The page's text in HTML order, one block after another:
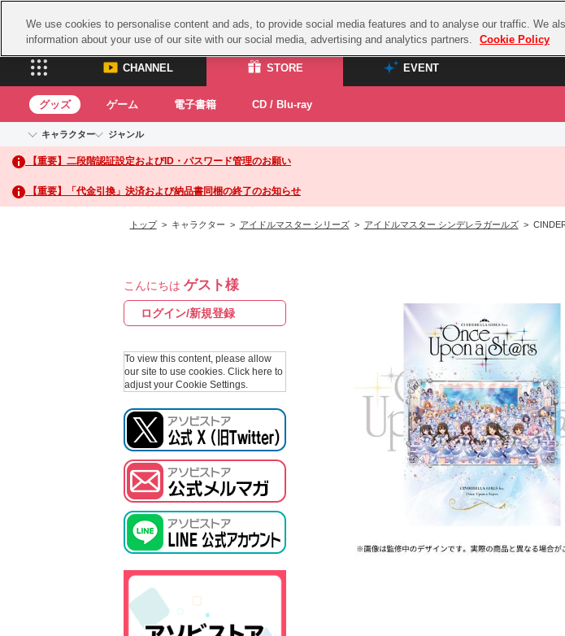
CHANNEL STORE EVENT
CHANNEL
ASOBI CHANNEL TOP
STORE
ASOBI STORE TOP
グッズ
EVENT
ASOBI STAGE
グッズ ゲーム 電子書籍 CD / Blu-ray
キャラクター
アイドルマスターシリーズ
アイドルマスター
アイドルマスター シンデレラガールズ
アイドルマスター ミリオンライブ！
プロジェクトアイマス ヴイアライヴ
テイルズ オブ シリーズ
ガンダムシリーズ
ラブライブ！
ラブライブ！
ジャンル
イベントグッズ
トイ・ホビー
【重要】二段階認証設定およびID・パスワード管理のお願い
【重要】「代金引換」決済および納品書同梱の終了のお知らせ
トップ> キャラクター > アイドルマスター シリーズ> アイドルマスター シンデレラガールズ>
こんにちは ゲスト様
ログイン/新規登録
To view this content, please allow
our site to use cookies. Click here to
adjust your Cookie Settings.
We use cookies to personalise content and ads, to provide social media features and to analyse our traffic. We
information about your use of our site with our social media, advertising and analytics partners.
Cookie Policy